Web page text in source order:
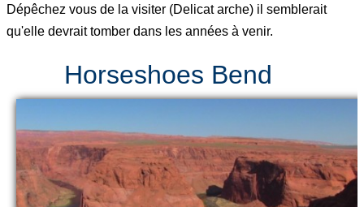
Dépêchez vous de la visiter (Delicat arche) il semblerait
qu'elle devrait tomber dans les années à venir.
Horseshoes Bend